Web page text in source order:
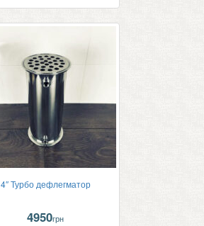
4″ Турбо дефлегматор
4950грн